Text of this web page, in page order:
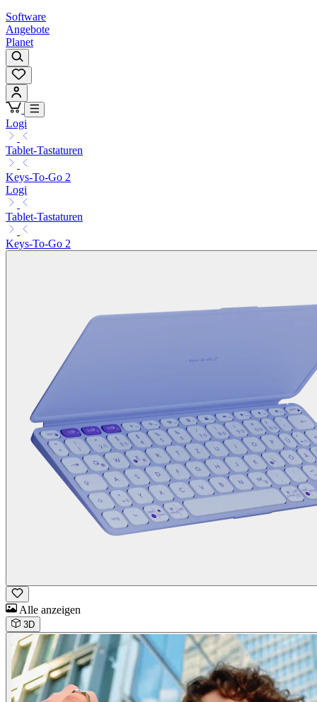
Software
Angebote
Planet
Logi
Tablet-Tastaturen
Keys-To-Go 2
Logi
Tablet-Tastaturen
Keys-To-Go 2
Alle anzeigen
3D